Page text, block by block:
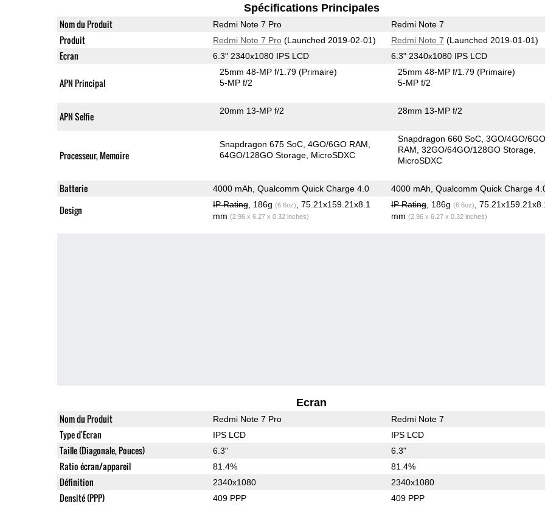
Spécifications Principales
Nom du Produit Redmi Note 7 Pro Redmi Note 7
Produit Redmi Note 7 Pro(Launched 2019-02-01) Redmi Note 7 (Launched 2019-01-01)
Ecran 6.3" 2340x1080 IPS LCD 6.3" 2340x1080 IPS LCD
APN Principal
25mm 48-MP f/1.79(Primaire)
5-MP f/2
25mm 48-MP f/1.79(Primaire)
5-MP f/2
APN Selfie 20mm 13-MP f/2 28mm 13-MP f/2
Processeur, Memoire
Snapdragon 675 SoC 4GO/6GO RAM
64GO/128GO Storage MicroSDXC
Snapdragon 660 SoC 3GO/4GO/6GO
RAM 32GO/64GO/128GO Storage
MicroSDXC
Batterie 4000 mAh, Qualcomm Quick Charge 4.0 4000 mAh, Qualcomm Quick Charge
Design IP Rating, 186g (6.6oz)
, 75.21x159.21x8.1
mm (2.96 x 6.27 x 0.32 inches)
IP Rating, 186g (6.6oz)
,
mm (2.96 x 6.27 x 0.32 inches)
Ecran
Nom du Produit Redmi Note 7 Pro Redmi Note 7
Type d'Ecran IPS LCD IPS LCD
Taille (Diagonale, Pouces) 6.3" 6.3"
Ratio écran/appareil 81.4% 81.4%
Définition 2340x1080 2340x1080
Densité (PPP) 409 PPP 409 PPP